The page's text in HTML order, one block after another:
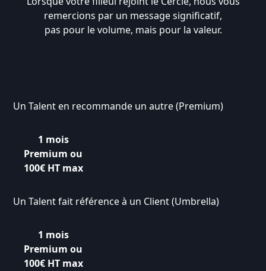
remercions par un message significatif,
pas pour le volume, mais pour la valeur.
Un Talent en recommande un autre (Premium)
1 mois
Premiumou
100€ HT max
Un Talent fait référence à un Client (Umbrella)
1 mois
Premiumou
100€ HT max